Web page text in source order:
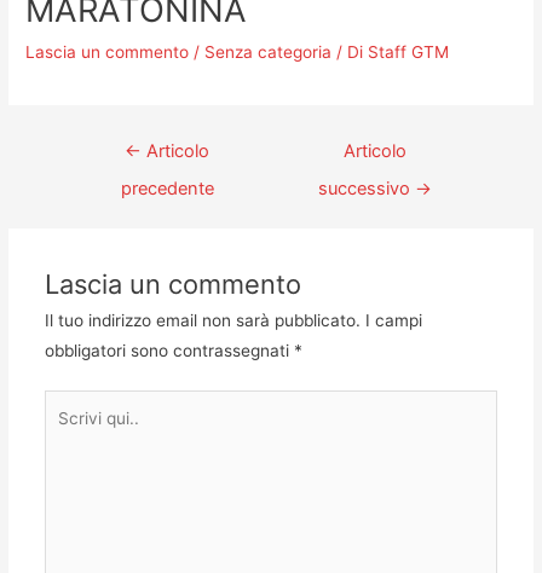
MARATONINA
Lascia un commento / Senza categoria / Di Staff GTM
← Articolo
precedente
Articolo
successivo →
Lascia un commento
Il tuo indirizzo email non sarà pubblicato. I campi
obbligatori sono contrassegnati *